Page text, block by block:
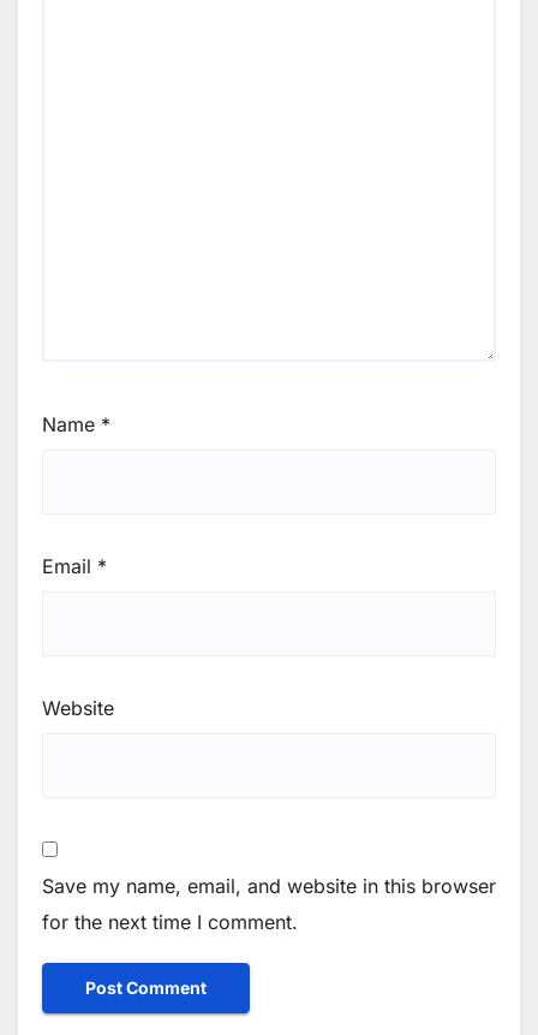
Name *
Email *
Website
Save my name, email, and website in this browser
for the next time I comment.